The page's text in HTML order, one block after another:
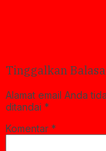
Tinggalkan
Alamat email Anda
ditandai *
Komentar *